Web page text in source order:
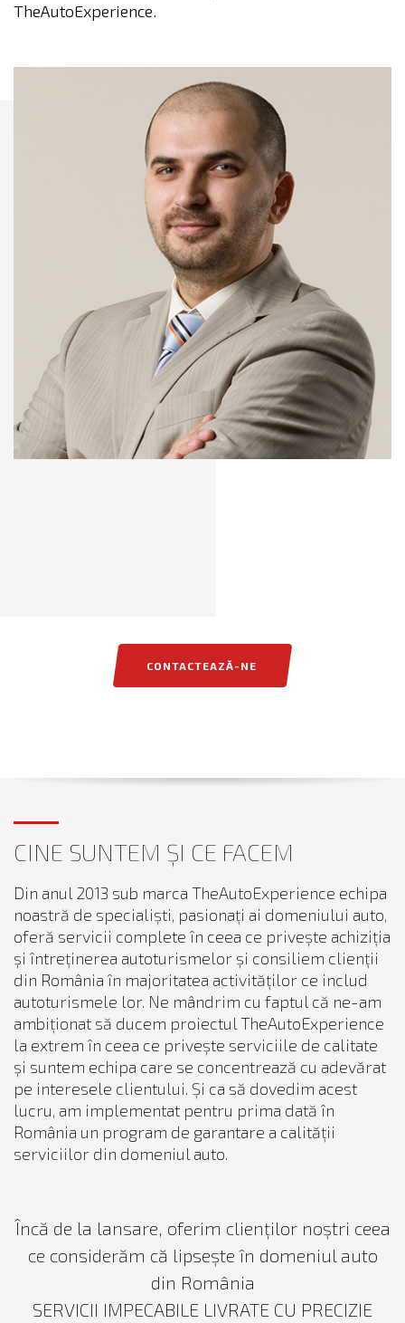
TheAutoExperience.
CONTACTEAZĂ-NE
CINE SUNTEM ȘI CE FACEM
Din anul 2013 sub marca TheAutoExperience echipa
noastră de specialiști, pasionați ai domeniului auto,
oferă servicii complete în ceea ce privește achiziția
și întreținerea autoturismelor și consiliem clienții
din România în majoritatea activităților ce includ
autoturismele lor. Ne mândrim cu faptul că ne-am
ambiționat să ducem proiectul TheAutoExperience
la extrem în ceea ce privește serviciile de calitate
și suntem echipa care se concentrează cu adevărat
pe interesele clientului. Și ca să dovedim acest
lucru, am implementat pentru prima dată în
România un program de garantare a calității
serviciilor din domeniul auto.
Încă de la lansare, oferim clienților noștri ceea
ce considerăm că lipsește în domeniul auto
din România
SERVICII IMPECABILE LIVRATE CU PRECIZIE